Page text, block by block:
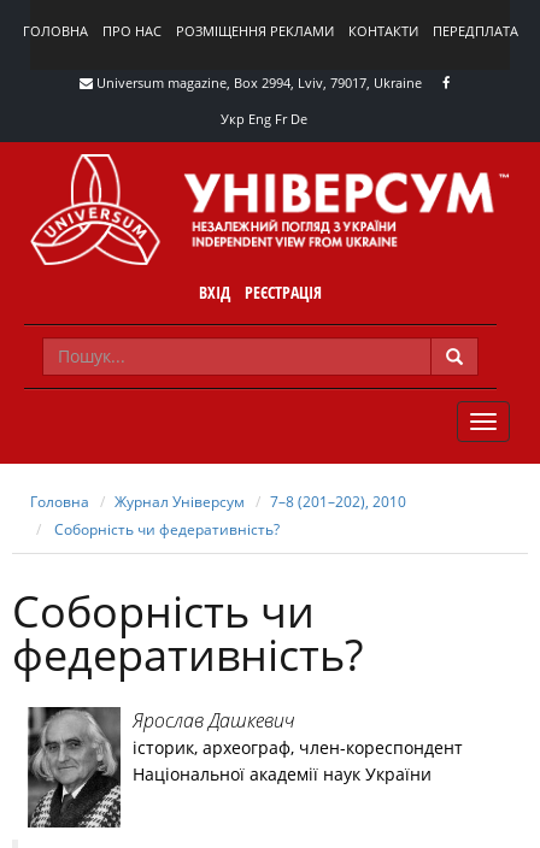
ГОЛОВНА ПРО НАС РОЗМІЩЕННЯ РЕКЛАМИ КОНТАКТИ ПЕРЕДПЛАТА
Universum magazine, Box 2994, Lviv, 79017, Ukraine
Укр Eng Fr De
ВХІД РЕЄСТРАЦІЯ
TOGGLE
Головна Журнал Універсум
7–8 (201–202), 2010
Соборність чи федеративність?
Соборність чи
федеративність?
Ярослав Дашкевич
історик, археограф, член-кореспондент
Національної академії наук України